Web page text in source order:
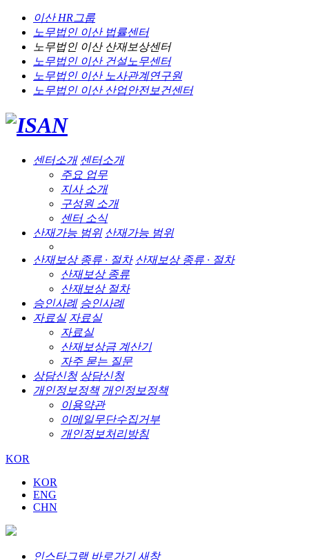
이산 HR그룹
노무법인 이산법률센터
노무법인 이산산재보상센터
노무법인 이산건설노무센터
노무법인 이산노사관계연구원
노무법인 이산산업안전보건센터
센터소개 센터소개
주요 업무
지사 소개
구성원 소개
센터 소식
산재가능 범위 산재가능 범위
산재보상 종류 · 절차 산재보상 종류 · 절차
산재보상 종류
산재보상 절차
승인사례 승인사례
자료실 자료실
자료실
산재보상금 계산기
자주 묻는 질문
상담신청 상담신청
개인정보정책 개인정보정책
이용약관
이메일무단수집거부
개인정보처리방침
KOR
KOR
ENG
CHN
인스타그램 바로가기 새창